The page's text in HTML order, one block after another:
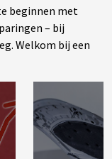
beginnen met
– bij
Welkom bij een